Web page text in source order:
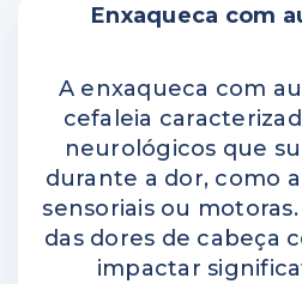
Enxaqueca com
A enxaqueca com
cefaleia
neurológicos que
durante a dor, como
sensoriais ou
das dores de cabeça
impactar